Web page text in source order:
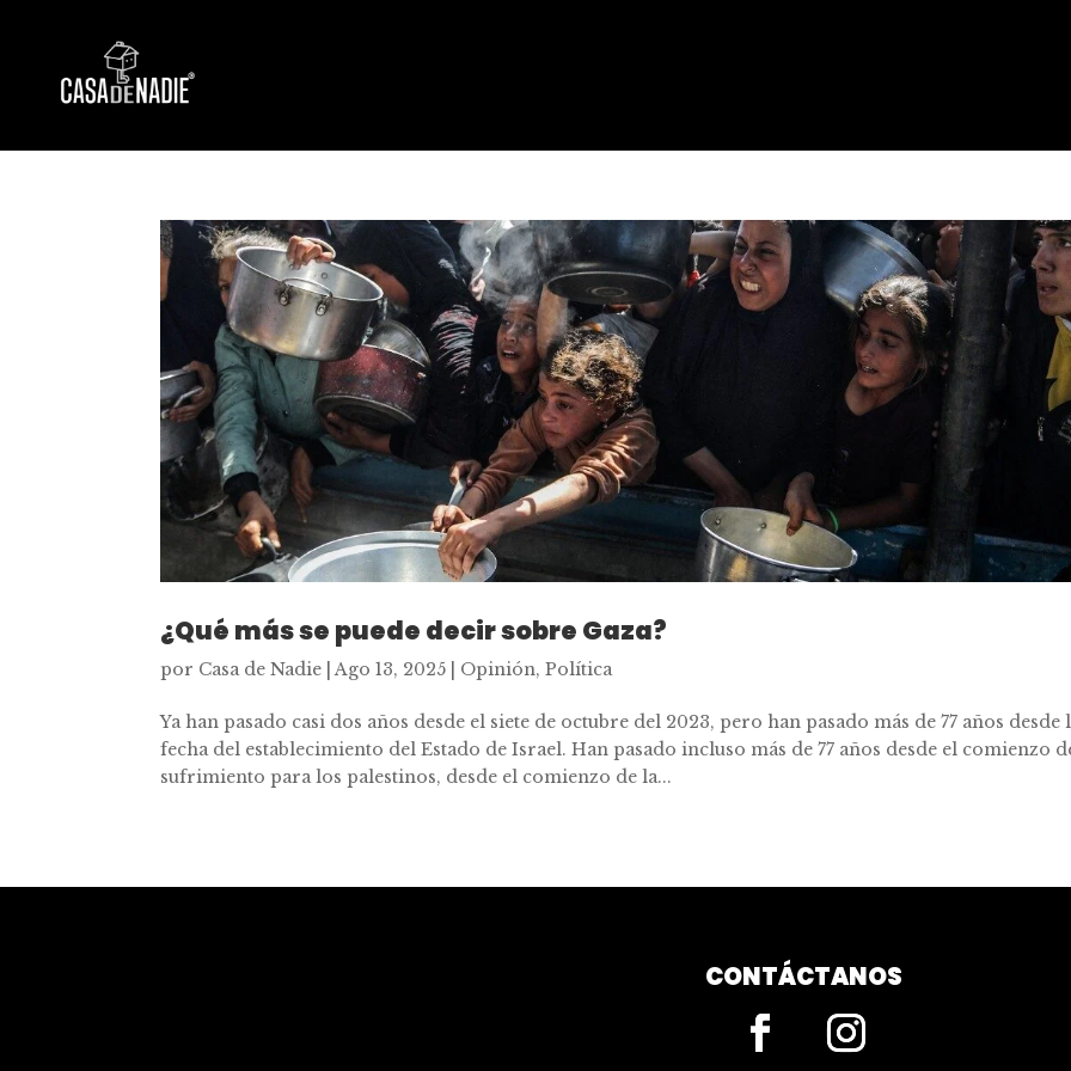
¿Qué más se puede decir sobre Gaza?
por Casa de Nadie Ago 13, 2025 Opinión,Política
Ya han pasado casi dos años desde el siete de octubre del 2023, pero han pasado más de 77 años desde
fecha del establecimiento del Estado de Israel. Han pasado incluso más de 77 años desde el comienzo
sufrimiento para los palestinos, desde el comienzo de la...
CONTÁCTANOS